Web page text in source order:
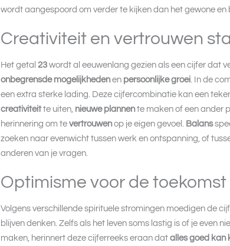
wordt aangespoord om verder te kijken dan het gewone en
Creativiteit en vertrouwen
Het getal23 wordt al eeuwenlang gezien als een cijfer dat
onbegrensde mogelijkhedenen persoonlijke groei . In de
een extra sterke lading. Deze cijfercombinatie kan een
creativiteitte uiten, nieuwe plannente maken of een ander
herinnering om tevertrouwenop je eigen gevoel. Balans
zoeken naar evenwicht tussen werk en ontspanning, of
anderen van je vragen.
Optimisme voor de toekomst
Volgens verschillende spirituele stromingen moedigen de
blijven denken. Zelfs als het leven soms lastig is of je even
maken, herinnert deze cijferreeks eraan datalles goed kan